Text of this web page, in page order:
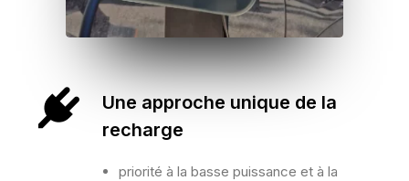
Une approche unique de la
recharge
priorité à la basse puissance et à la